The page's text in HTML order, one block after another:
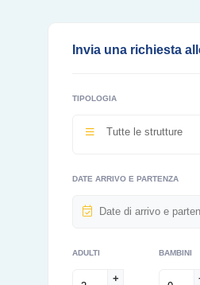
Invia una richiesta
TIPOLOGIA
Tutte le strutture
DATE ARRIVO E PARTENZA
ADULTI
+
BAMBINI